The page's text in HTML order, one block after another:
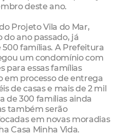
deste ano.
Projeto Vila do Mar,
ano passado, já
famílias. A Prefeitura
um condomínio com
para essas famílias
em processo de entrega
de casas e mais de 2 mil
de 300 famílias ainda
também serão
em novas moradias
Casa Minha Vida.